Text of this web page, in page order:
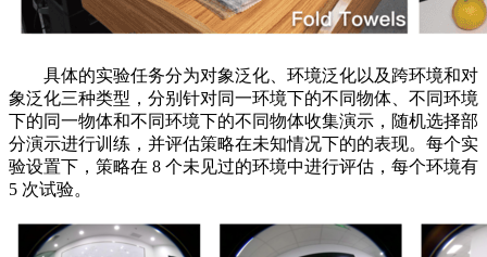
具体的实验任务分为对象泛化、环境泛化以及跨环境和对
象泛化三种类型，分别针对同一环境下的不同物体、不同环境
下的同一物体和不同环境下的不同物体收集演示，随机选择部
分演示进行训练，并评估策略在未知情况下的的表现。每个实
验设置下，策略在 8 个未见过的环境中进行评估，每个环境有
5 次试验。